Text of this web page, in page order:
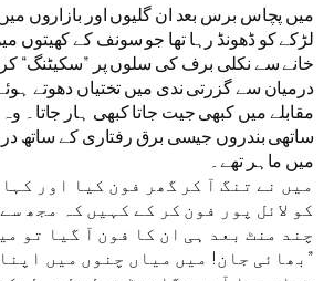
میں پچاس برس بعد ان گلیوں اور بازاروں
لڑکے کو ڈھونڈ رہا تھا جو سونف کے کھیتوں
خانے سے نکلی برف کی سلوں پر ”سکیٹنگ“
درمیان سے گزرتی ندی میں تختیاں دھوتے
مقابلے میں کبھی جیت جاتا کبھی ہار جاتا۔
ساتھی بندروں جیسی برق رفتاری کے ساتھ
میں ماہر تھے۔
میں نے تنگ آ کر گھر فون کیا اور
کو لائل پور فون کر کے کہیں کہ مجھ
چند منٹ بعد ہی ان کا فون آ گیا تو
”بھائی جان! میں میاں چنوں میں